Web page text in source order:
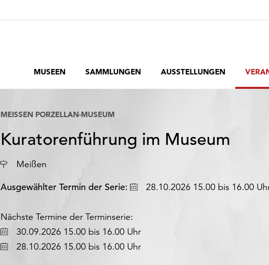
MUSEEN SAMMLUNGEN AUSSTELLUNGEN
MEISSEN PORZELLAN-MUSEUM
Kuratorenführung im Museum
Meißen
Ausgewählter Termin der Serie: Datum28.10.2026 15.00 bis 16.00
Nächste Termine der Terminserie:
Datum30.09.2026 15.00 bis 16.00 Uhr
Datum28.10.2026 15.00 bis 16.00 Uhr